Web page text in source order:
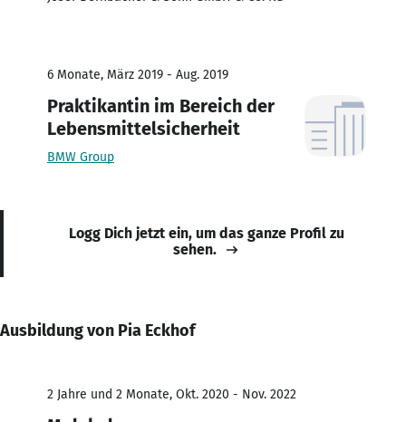
6 Monate, März 2019 - Aug. 2019
Praktikantin im Bereich der
Lebensmittelsicherheit
BMW Group
Logg Dich jetzt ein, um das ganze Profil zu
sehen.
Ausbildung von Pia Eckhof
2 Jahre und 2 Monate, Okt. 2020 - Nov. 2022